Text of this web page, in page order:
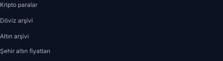
Kripto paralar
Döviz arşivi
Altın arşivi
Şehir altın fiyatları